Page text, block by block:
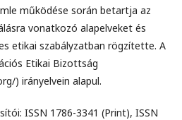
működése során betartja az
vonatkozó alapelveket és
etikai szabályzatban rögzítette. A
Etikai Bizottság
) irányelvein alapul.
ISSN 1786-3341 (Print), ISSN